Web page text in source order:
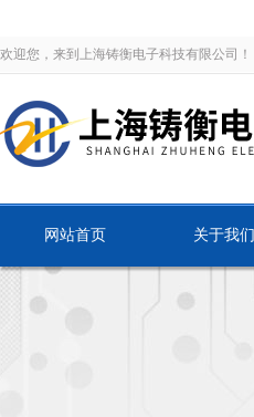
欢迎您，来到上海铸衡电子科技有限公司！
网站首页 关于我们